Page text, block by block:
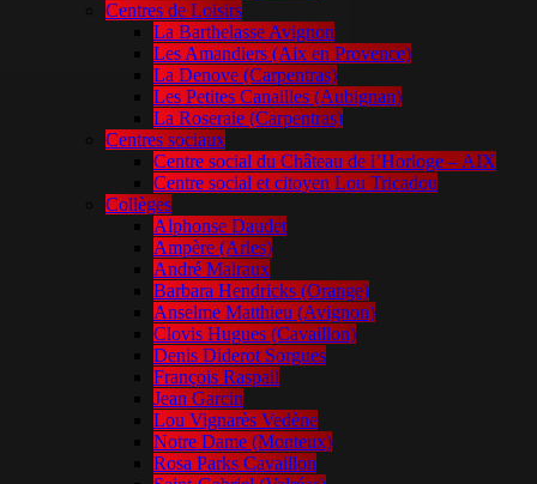
Centres de Loisirs
La Barthelasse Avignon
Les Amandiers (Aix en Provence)
La Denove (Carpentras)
Les Petites Canailles (Aubignan)
La Roseraie (Carpentras)
Centres sociaux
Centre social du Château de l’Horloge – AIX
Centre social et citoyen Lou Tricadou
Collèges
Alphonse Daudet
Ampère (Arles)
André Malraux
Barbara Hendricks (Orange)
Anselme Matthieu (Avignon)
Clovis Hugues (Cavaillon)
Denis Diderot Sorgues
François Raspail
Jean Garcin
Lou Vignarès Vedène
Notre Dame (Monteux)
Rosa Parks Cavaillon